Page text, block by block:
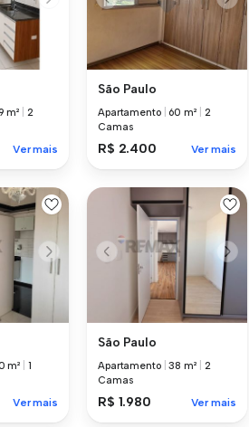
m²
2
Ver mais
São Paulo
Apartamento 60 m²
2
Camas
R$ 2.400 Ver mais
m²
1
Ver mais
São Paulo
Apartamento |38 m²
2
Camas
R$ 1.980 Ver mais